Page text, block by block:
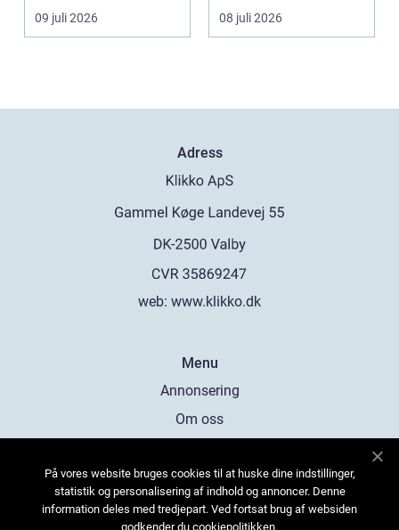
underverk fö...
09 juli 2026
vill ha en tandläkare
s...
08 juli 2026
Adress
web: www.klikko.dk
Menu
Annonsering
Om oss
Kontakta oss
Sitemap
På vores website bruges cookies til at huske dine indstillinger,
statistik og personalisering af indhold og annoncer. Denne
information deles med tredjepart. Ved fortsat brug af websiden
godkender du cookiepolitikken.